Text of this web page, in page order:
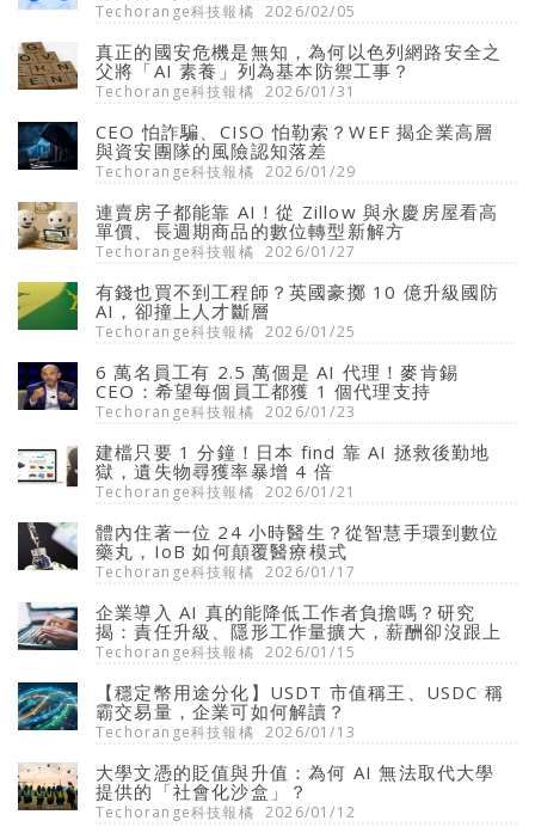
Techorange科技報橘 2026/02/05
真正的國安危機是無知，為何以色列網路安全之
父將「AI 素養」列為基本防禦工事？
Techorange科技報橘 2026/01/31
CEO 怕詐騙、CISO 怕勒索？WEF 揭企業高層
與資安團隊的風險認知落差
Techorange科技報橘 2026/01/29
連賣房子都能靠 AI！從 Zillow 與永慶房屋看高
單價、長週期商品的數位轉型新解方
Techorange科技報橘 2026/01/27
有錢也買不到工程師？英國豪擲 10 億升級國防
AI，卻撞上人才斷層
Techorange科技報橘 2026/01/25
6 萬名員工有 2.5 萬個是 AI 代理！麥肯錫
CEO：希望每個員工都獲 1 個代理支持
Techorange科技報橘 2026/01/23
建檔只要 1 分鐘！日本 find 靠 AI 拯救後勤地
獄，遺失物尋獲率暴增 4 倍
Techorange科技報橘 2026/01/21
體內住著一位 24 小時醫生？從智慧手環到數位
藥丸，IoB 如何顛覆醫療模式
Techorange科技報橘 2026/01/17
企業導入 AI 真的能降低工作者負擔嗎？研究
揭：責任升級、隱形工作量擴大，薪酬卻沒跟上
Techorange科技報橘 2026/01/15
【穩定幣用途分化】USDT 市值稱王、USDC 稱
霸交易量，企業可如何解讀？
Techorange科技報橘 2026/01/13
大學文憑的貶值與升值：為何 AI 無法取代大學
提供的「社會化沙盒」？
Techorange科技報橘 2026/01/12